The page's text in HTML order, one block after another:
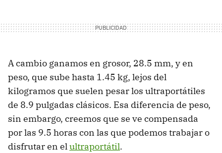
A cambio ganamos en grosor, 28.5 mm, y en
peso, que sube hasta 1.45 kg, lejos del
kilogramos que suelen pesar los ultraportátiles
de 8.9 pulgadas clásicos. Esa diferencia de peso,
sin embargo, creemos que se ve compensada
por las 9.5 horas con las que podemos trabajar o
disfrutar en elultraportátil.